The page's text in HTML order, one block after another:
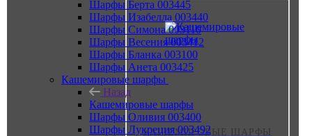
КАШЕМИРОВЫЕ ШАРФЫ
Шарфы Берта 003445
Шарфы Изабелла 003440
Шарфы Симона 003110
Шарфы Весения 003412
Шарфы Бланка 003100
Шарфы Анета 003425
Кашемировые шарфы
Назад
Кашемировые шарфы
Шарфы Оливия 003400
Шарфы Лукреция 003492